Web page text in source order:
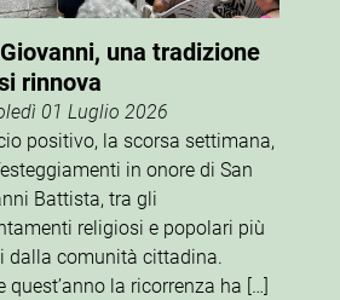
una tradizione
rinnova
01 Luglio 2026
positivo, la scorsa settimana,
in onore di San
Battista, tra gli
religiosi e popolari più
dalla comunità cittadina.
quest’anno la ricorrenza ha […]